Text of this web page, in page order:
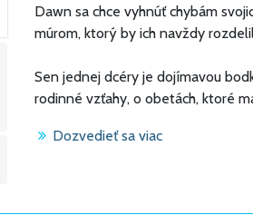
Dawn sa chce vyhnúť chybám
múrom, ktorý by ich navždy
Sen jednej dcéry je dojímavou
rodinné vzťahy, o obetách, ktoré
Dozvedieť sa viac